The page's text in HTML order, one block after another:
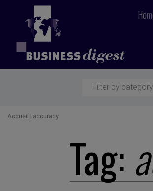
Filter by
Accueil | accuracy
Tag: